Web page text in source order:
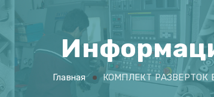
Главная КОМПЛЕКТ